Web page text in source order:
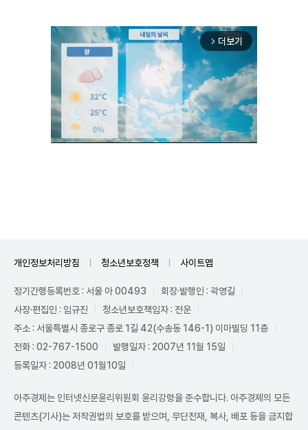
arrow_forward_ios 더보기
개인정보처리방침 청소년보호정책 사이트맵
정기간행등록번호 : 서울 아 00493
회장·발행인 : 곽영길
사장·편집인 : 임규진
청소년보호책임자 : 전운
주소 : 서울특별시 종로구 종로 1길 42(수송동 146-1) 이마빌딩 11층
전화 : 02-767-1500
발행일자 : 2007년 11월 15일
등록일자 : 2008년 01월10일
아주경제는 인터넷신문윤리위원회 윤리강령을 준수합니다. 아주경제의 모든
콘텐츠(기사)는 저작권법의 보호를 받으며, 무단전재, 복사, 배포 등을 금지합